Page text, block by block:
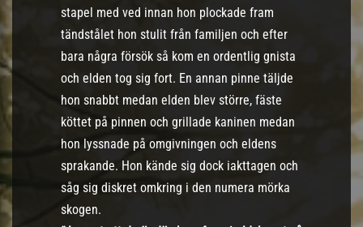
stapel med ved innan hon plockade fram
tändstålet hon stulit från familjen och efter
bara några försök så kom en ordentlig gnista
och elden tog sig fort. En annan pinne täljde
hon snabbt medan elden blev större, fäste
köttet på pinnen och grillade kaninen medan
hon lyssnade på omgivningen och eldens
sprakande. Hon kände sig dock iakttagen och
såg sig diskret omkring i den numera mörka
skogen.